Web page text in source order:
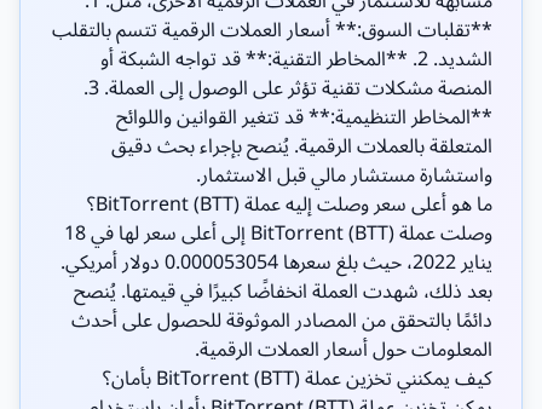
**تقلبات السوق:** أسعار العملات الرقمية تتسم بالتقلب
الشديد. 2. **المخاطر التقنية:** قد تواجه الشبكة أو
المنصة مشكلات تقنية تؤثر على الوصول إلى العملة. 3.
**المخاطر التنظيمية:** قد تتغير القوانين واللوائح
المتعلقة بالعملات الرقمية. يُنصح بإجراء بحث دقيق
واستشارة مستشار مالي قبل الاستثمار.
ما هو أعلى سعر وصلت إليه عملة BitTorrent (BTT)؟
وصلت عملة BitTorrent (BTT) إلى أعلى سعر لها في 18
يناير 2022، حيث بلغ سعرها 0.000053054 دولار أمريكي.
بعد ذلك، شهدت العملة انخفاضًا كبيرًا في قيمتها. يُنصح
دائمًا بالتحقق من المصادر الموثوقة للحصول على أحدث
المعلومات حول أسعار العملات الرقمية.
كيف يمكنني تخزين عملة BitTorrent (BTT) بأمان؟